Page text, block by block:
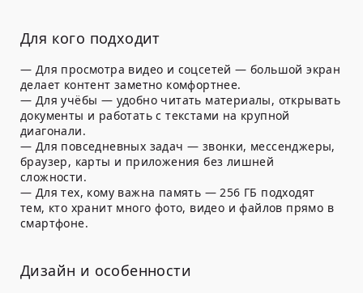
Для кого подходит
— Для просмотра видео и соцсетей — большой экран
делает контент заметно комфортнее.
— Для учёбы — удобно читать материалы, открывать
документы и работать с текстами на крупной
диагонали.
— Для повседневных задач — звонки, мессенджеры,
браузер, карты и приложения без лишней
сложности.
— Для тех, кому важна память — 256 ГБ подходят
тем, кто хранит много фото, видео и файлов прямо в
смартфоне.
Дизайн и особенности